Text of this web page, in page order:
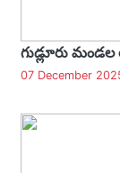
గుడ్లూరు
07 December